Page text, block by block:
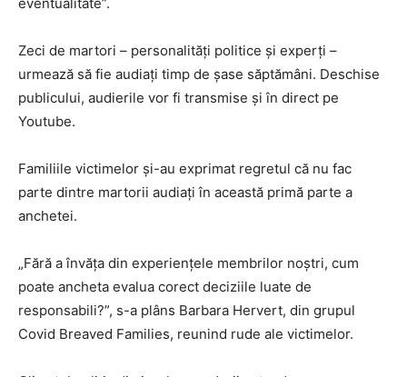
Zeci de martori – personalităţi politice şi experţi –
urmează să fie audiaţi timp de şase săptămâni. Deschise
publicului, audierile vor fi transmise şi în direct pe
Youtube.
Familiile victimelor şi-au exprimat regretul că nu fac
parte dintre martorii audiaţi în această primă parte a
anchetei.
„Fără a învăţa din experienţele membrilor noştri, cum
poate ancheta evalua corect deciziile luate de
responsabili?”, s-a plâns Barbara Hervert, din grupul
Covid Breaved Families, reunind rude ale victimelor.